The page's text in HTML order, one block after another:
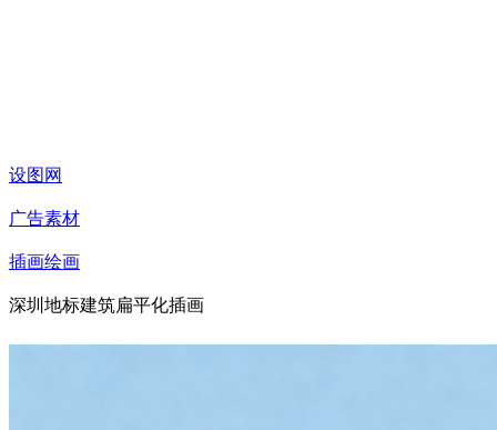
设图网
广告素材
插画绘画
深圳地标建筑扁平化插画